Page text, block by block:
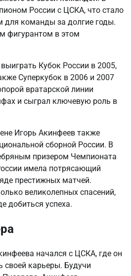
России с ЦСКА, что стало
для команды за долгие годы.
фигурантом в этом
Кубок России в 2005,
Суперкубок в 2006 и 2007
вратарской линии
и сыграл ключевую роль в
Игорь Акинфеев также
сборной России. В
призером Чемпионата
имела потрясающий
престижных матчей.
великолепных спасений,
добиться успеха.
начался с ЦСКА, где он
своей карьеры. Будучи